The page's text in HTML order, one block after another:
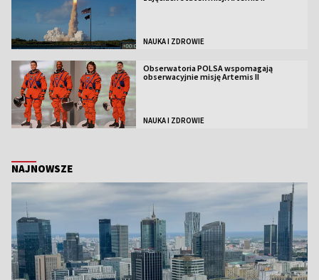
NAUKA I ZDROWIE
Obserwatoria POLSA wspomagają
obserwacyjnie misję Artemis II
NAUKA I ZDROWIE
NAJNOWSZE